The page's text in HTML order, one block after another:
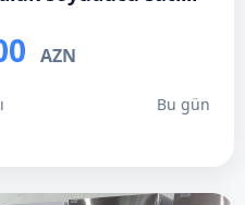
AZN
Bu gün